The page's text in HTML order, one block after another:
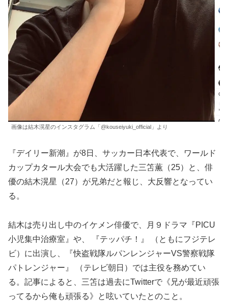
画像は結木滉星のインスタグラム「@kouseiyuki_official」より
『デイリー新潮』が8日、サッカー日本代表で、ワールド
カップカタール大会でも大活躍した三笘薫（25）と、俳
優の結木滉星（27）が兄弟だと報じ、大反響となってい
る。
結木は売り出し中のイケメン俳優で、月９ドラマ『PICU
小児集中治療室』や、 『テッパチ！』 （ともにフジテレ
ビ）に出演し、『快盗戦隊ルパンレンジャーVS警察戦隊
パトレンジャー』 （テレビ朝日）では主役を務めてい
る。記事によると、三笘は過去にTwitterで《兄が最近頑張
ってるから俺も頑張る》と呟いていたとのこと。